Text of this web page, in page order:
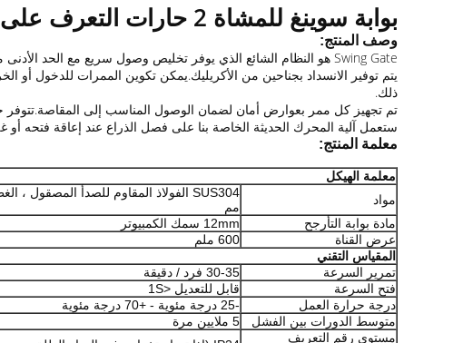
بوابة سوينغ للمشاة 2 حارات التعرف على الوجه الباب الدوار للتحكم في الوصول الأمني
وصف المنتج:
Swing Gate هو النظام الشائع الذي يوفر تخليص وصول سريع مع الحد الأدنى من المراقبة الإشرافية.
يتم توفير الانسداد بجناحين من الأكريليك.يمكن تكوين الممرات للدخول
ذلك.
تم تجهيز كل ممر بعوارض أمان لضمان الوصول المناسب إلى المقاصة.تتوفر
ستعمل آلية المحرك الحديثة الخاصة بنا على فصل الذراع عند إعاقة فتحه أو
معلمة المنتج:
معلمة الهيكل
مواد
مم
مادة بوابة التأرجح
12mm سمك الكمبيوتر
عرض القناة
600 ملم
المقياس التقني
تمرير السرعة
30-35 فرد / دقيقة
فتح السرعة
قابل للتعديل <1S
درجة حرارة العمل
-25 درجة مئوية - +70 درجة مئوية
متوسط ​​الدورات بين الفشل
5 ملايين مرة
مستوي رقم التعريف